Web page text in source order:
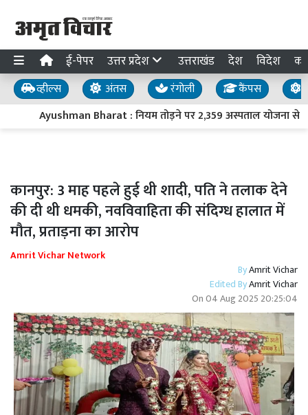
ई-पेपर उत्तर प्रदेश उत्तराखंड देश विदेश
व्हील्स अंतस रंगोली कैंपस
Ayushman Bharat : नियम तोड़ने पर 2,359 अस्पताल योजना से
कानपुर: 3 माह पहले हुई थी शादी, पति ने तलाक देने
की दी थी धमकी, नवविवाहिता की संदिग्ध हालात में
मौत, प्रताड़ना का आरोप
Amrit Vichar Network
ByAmrit Vichar
Edited ByAmrit Vichar
On04 Aug 2025 20:25:04